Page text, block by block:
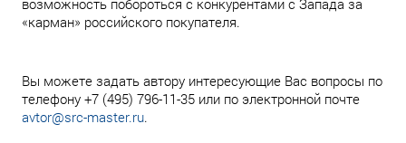
возможность побороться с конкурентами с Запада за
«карман» российского покупателя.
Вы можете задать автору интересующие Вас вопросы по
телефону +7 (495) 796-11-35 или по электронной почте
avtor@src-master.ru.